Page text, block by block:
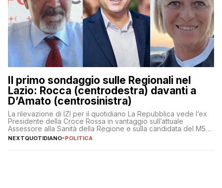
Il primo sondaggio sulle Regionali nel
Lazio: Rocca (centrodestra) davanti a
D’Amato (centrosinistra)
La rilevazione di IZI per il quotidiano La Repubblica vede l’ex
Presidente della Croce Rossa in vantaggio sull’attuale
Assessore alla Sanità della Regione e sulla candidata del M5S
Donatella Bianchi
NEXTQUOTIDIANO-POLITICA